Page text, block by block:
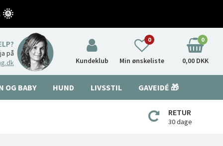
på
Kundeklub Min ønskeliste
0 0
0,00 DKK
OG BABY HUND LIVSSTIL GAVEIDÉ 🎁
RETUR
30 dage